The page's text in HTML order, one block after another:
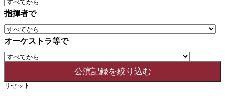
指揮者で
オーケストラ等で
リセット